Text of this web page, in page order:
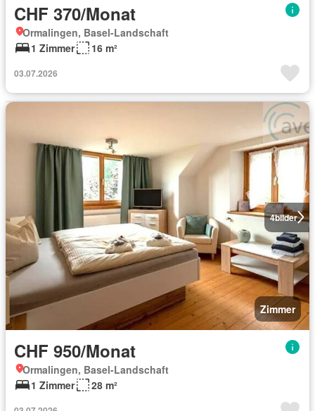
CHF 370/Monat
Ormalingen, Basel-Landschaft
1 Zimmer
16 m²
03.07.2026
4bilder
Zimmer
CHF 950/Monat
Ormalingen, Basel-Landschaft
1 Zimmer
28 m²